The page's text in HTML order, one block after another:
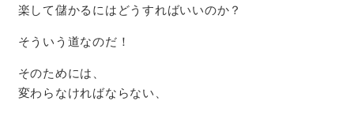
楽して儲かるにはどうすればいいのか？
そういう道なのだ！
そのためには、
変わらなければならない、